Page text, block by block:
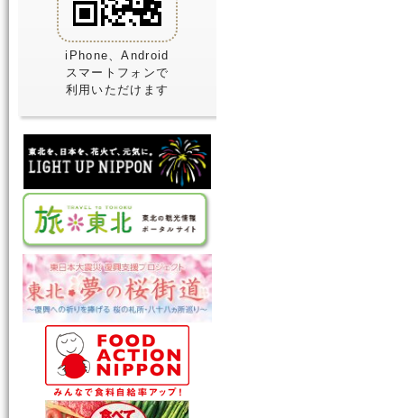
iPhone、Android
スマートフォンで
利用いただけます